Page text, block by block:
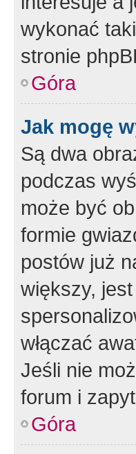
wykonać
stronie
Góra
Jak mogę
Są dwa
podczas
może być
formie
postów już
większy,
włączać
Jeśli nie
forum i
Góra